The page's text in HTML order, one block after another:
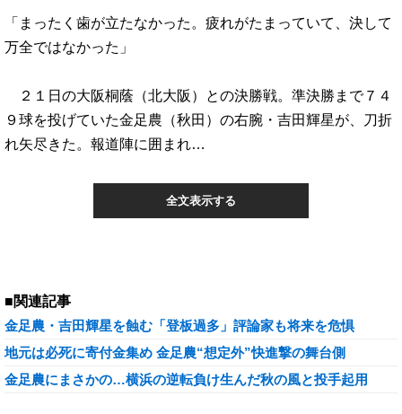
「まったく歯が立たなかった。疲れがたまっていて、決して
万全ではなかった」
２１日の大阪桐蔭（北大阪）との決勝戦。準決勝まで７４
９球を投げていた金足農（秋田）の右腕・吉田輝星が、刀折
れ矢尽きた。報道陣に囲まれ…
全文表示する
■関連記事
金足農・吉田輝星を蝕む「登板過多」評論家も将来を危惧
地元は必死に寄付金集め 金足農“想定外”快進撃の舞台側
金足農にまさかの…横浜の逆転負け生んだ秋の風と投手起用